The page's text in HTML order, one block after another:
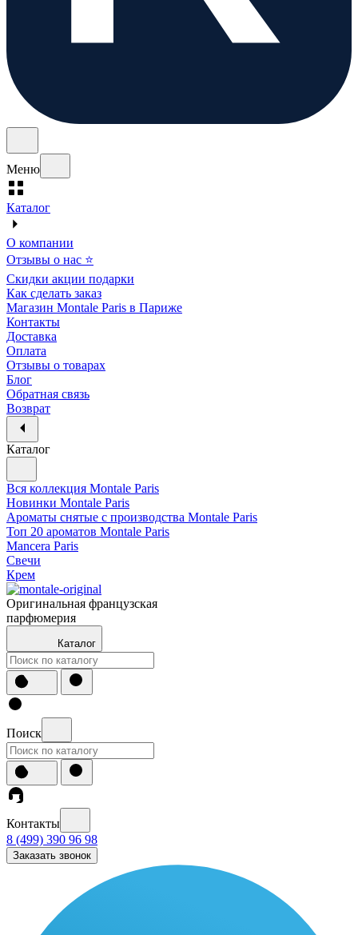
Меню
Каталог
О компании
Отзывы о нас ⭐
Скидки акции подарки
Как сделать заказ
Магазин Montale Paris в Париже
Контакты
Доставка
Оплата
Отзывы о товарах
Блог
Обратная связь
Возврат
Каталог
Вся коллекция Montale Paris
Новинки Montale Paris
Ароматы cнятые с производства Montale Paris
Топ 20 ароматов Montale Paris
Mancera Paris
Свечи
Крем
Оригинальная французская
парфюмерия
Каталог
Поиск
Контакты
8 (499) 390 96 98
Заказать звонок